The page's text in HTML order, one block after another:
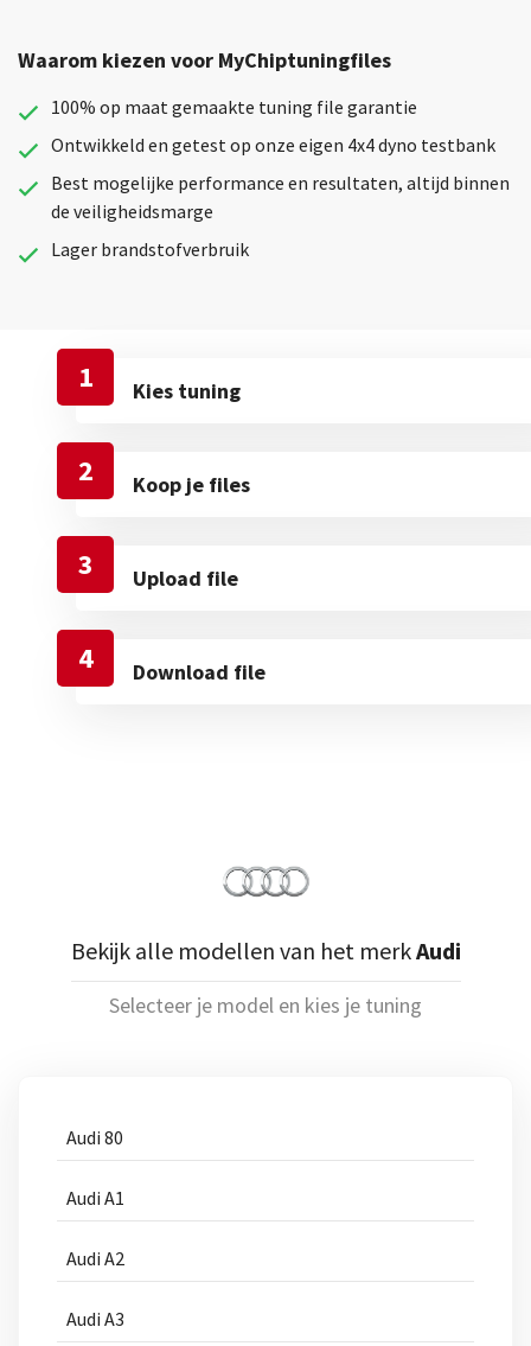
Waarom kiezen voor MyChiptuningfiles
100% op maat gemaakte tuning file garantie
Ontwikkeld en getest op onze eigen 4x4 dyno testbank
Best mogelijke performance en resultaten, altijd binnen
de veiligheidsmarge
Lager brandstofverbruik
1 Kies tuning
2 Koop je files
3 Upload file
4 Download file
Bekijk alle modellen van het merkAudi
Selecteer je model en kies je tuning
Audi 80
Audi A1
Audi A2
Audi A3